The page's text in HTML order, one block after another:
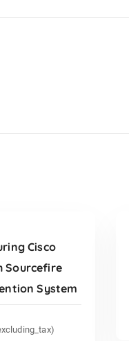
Cisco
Sourcefire
System